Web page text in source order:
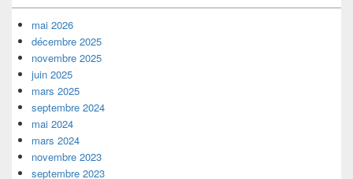
mai 2026
décembre 2025
novembre 2025
juin 2025
mars 2025
septembre 2024
mai 2024
mars 2024
novembre 2023
septembre 2023